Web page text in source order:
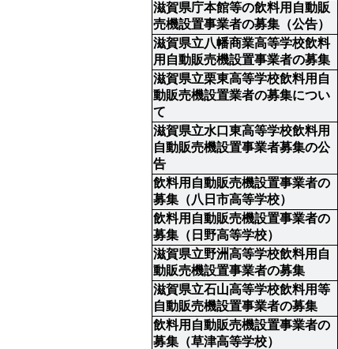
滋賀県庁本館等の飲料用自動販
売機設置事業者の募集（公告）
滋賀県立八幡商業高等学校飲料
用自動販売機設置事業者の募集
滋賀県立栗東高等学校飲料用自
動販売機設置業者の募集につい
て
滋賀県立水口東高等学校飲料用
自動販売機設置事業者募集の公
告
飲料用自動販売機設置事業者の
募集（八日市高等学校）
飲料用自動販売機設置事業者の
募集（日野高等学校）
滋賀県立野洲高等学校飲料用自
動販売機設置事業者の募集
滋賀県立石山高等学校飲料用等
自動販売機設置事業者の募集
飲料用自動販売機設置事業者の
募集（草津高等学校）